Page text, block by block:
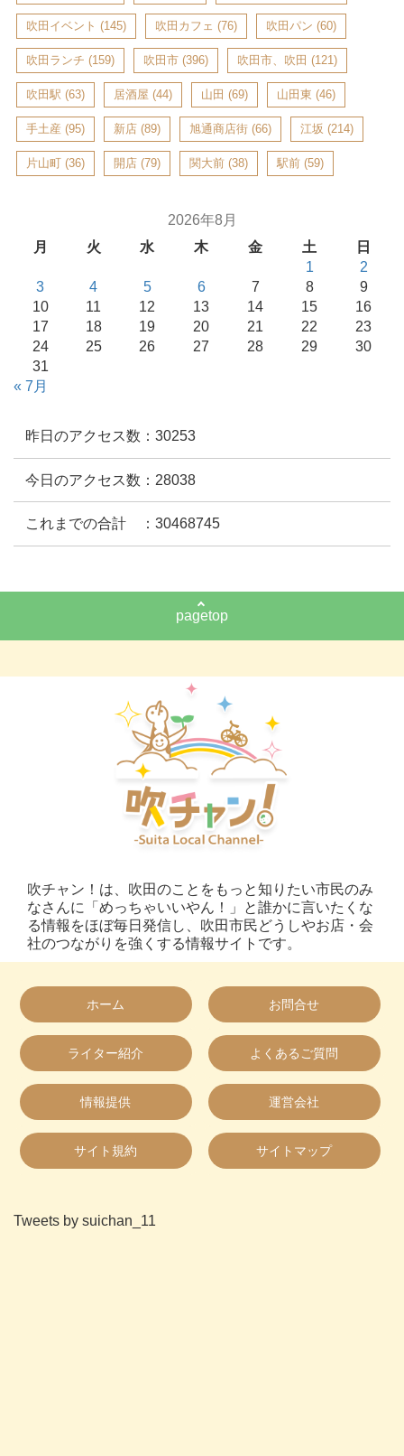
吹田イベント (145) 吹田カフェ (76) 吹田パン (60)
吹田ランチ (159) 吹田市 (396) 吹田市、吹田 (121)
吹田駅 (63) 居酒屋 (44) 山田 (69) 山田東 (46)
手土産 (95) 新店 (89) 旭通商店街 (66) 江坂 (214)
片山町 (36) 開店 (79) 関大前 (38) 駅前 (59)
2026年8月
月
火 水 木 金 土
日
1
2
3
4 5 6 7 8
9
10
11 12 13 14 15
16
17
18 19 20 21 22
23
24
25 26 27 28 29
30
31
« 7月
昨日のアクセス数：30253
今日のアクセス数：28038
これまでの合計 ：30468745
pagetop
吹チャン！は、吹田のことをもっと知りたい市民のみ
なさんに「めっちゃいいやん！」と誰かに言いたくな
る情報をほぼ毎日発信し、吹田市民どうしやお店・会
社のつながりを強くする情報サイトです。
ホーム お問合せ
ライター紹介 よくあるご質問
情報提供 運営会社
サイト規約 サイトマップ
Tweets by suichan_11